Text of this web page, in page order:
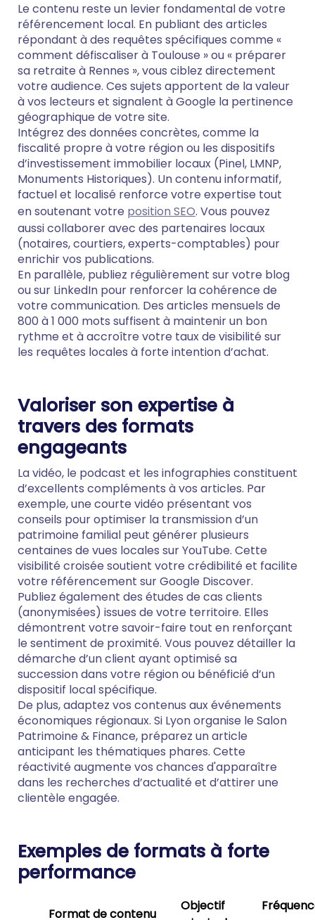
Le contenu reste un levier fondamental de votre
référencement local. En publiant des articles
répondant à des requêtes spécifiques comme «
comment défiscaliser à Toulouse » ou « préparer
sa retraite à Rennes », vous ciblez directement
votre audience. Ces sujets apportent de la valeur
à vos lecteurs et signalent à Google la pertinence
géographique de votre site.
Intégrez des données concrètes, comme la
fiscalité propre à votre région ou les dispositifs
d’investissement immobilier locaux (Pinel, LMNP,
Monuments Historiques). Un contenu informatif,
factuel et localisé renforce votre expertise tout
en soutenant votre position SEO. Vous pouvez
aussi collaborer avec des partenaires locaux
(notaires, courtiers, experts-comptables) pour
enrichir vos publications.
En parallèle, publiez régulièrement sur votre blog
ou sur LinkedIn pour renforcer la cohérence de
votre communication. Des articles mensuels de
800 à 1 000 mots suffisent à maintenir un bon
rythme et à accroître votre taux de visibilité sur
les requêtes locales à forte intention d’achat.
Valoriser son expertise à
travers des formats
engageants
La vidéo, le podcast et les infographies constituent
d’excellents compléments à vos articles. Par
exemple, une courte vidéo présentant vos
conseils pour optimiser la transmission d’un
patrimoine familial peut générer plusieurs
centaines de vues locales sur YouTube. Cette
visibilité croisée soutient votre crédibilité et facilite
votre référencement sur Google Discover.
Publiez également des études de cas clients
(anonymisées) issues de votre territoire. Elles
démontrent votre savoir-faire tout en renforçant
le sentiment de proximité. Vous pouvez détailler la
démarche d’un client ayant optimisé sa
succession dans votre région ou bénéficié d’un
dispositif local spécifique.
De plus, adaptez vos contenus aux événements
économiques régionaux. Si Lyon organise le Salon
Patrimoine & Finance, préparez un article
anticipant les thématiques phares. Cette
réactivité augmente vos chances d'apparaître
dans les recherches d’actualité et d’attirer une
clientèle engagée.
Exemples de formats à forte
performance
Format de contenu
Objectif